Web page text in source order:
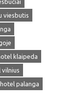
viesbutis
klaipeda
vilnius
palanga